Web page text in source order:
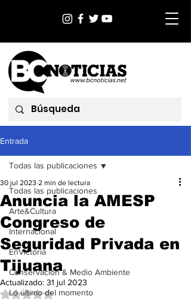
Entrada
Todas las publicaciones
Arte&Cultura
Internacional
EnVictoria
Conservación & Medio Ambiente
Lo último del momento
Todas las publicaciones
Anuncia la AMESP
Congreso de
Seguridad Privada en
Tijuana
30 jul 2023 2 min de lectura
Actualizado: 31 jul 2023
Obtuvo NaN de 5 estrellas.